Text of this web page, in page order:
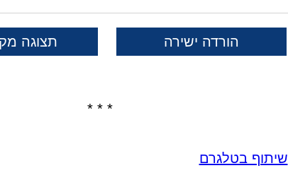
הורדה ישירה תצוגה
* * *
שיתוף בטלגרם